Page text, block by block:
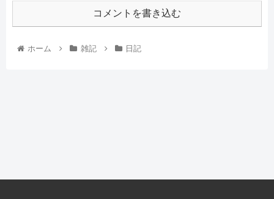
コメントを書き込む
ホーム 雑記 日記